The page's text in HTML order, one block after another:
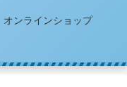
オンラインショップ